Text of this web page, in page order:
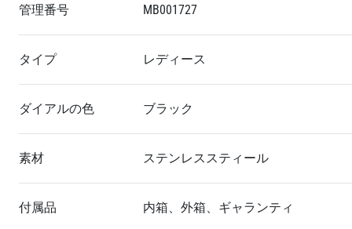
管理番号 MB001727
タイプ レディース
ダイアルの色 ブラック
素材 ステンレススティール
付属品 内箱、外箱、ギャランティ